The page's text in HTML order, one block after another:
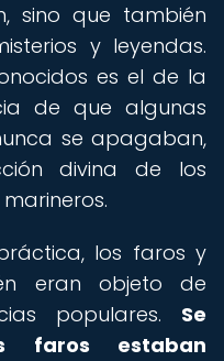
sino que también
y leyendas.
es el de la
de que algunas
se apagaban,
divina de los
los faros y
eran objeto de
populares. Se
faros estaban